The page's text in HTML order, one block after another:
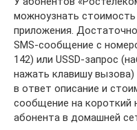
можноузнать стоимость
приложения.
SMS-сообщение с
142) или USSD-запрос
нажать клавишу
в ответ описание и
сообщение на короткий
абонента в домашней